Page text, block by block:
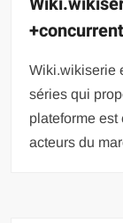
Wiki.wikiserie
séries qui
plateforme est
acteurs du